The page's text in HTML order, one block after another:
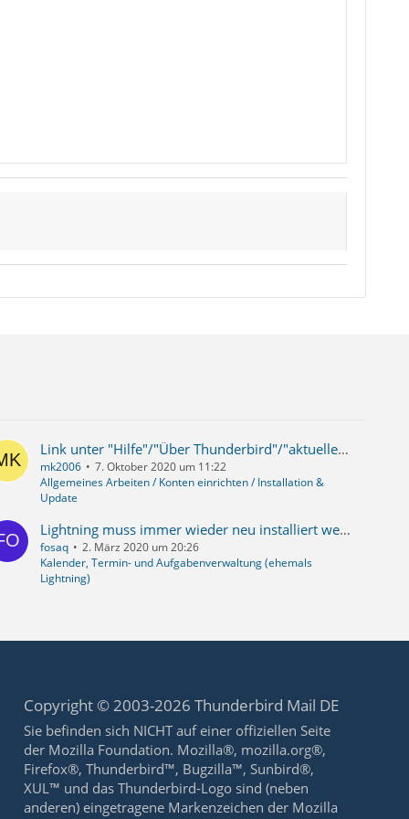
Link unter "Hilfe"/"Über Thunderbird"/"aktuelle Version" funktioniert nicht
mk2006
7. Oktober 2020 um 11:22
Allgemeines Arbeiten / Konten einrichten / Installation &
Update
Lightning muss immer wieder neu installiert werden
fosaq
2. März 2020 um 20:26
Kalender, Termin- und Aufgabenverwaltung (ehemals
Lightning)
Copyright © 2003-2026 Thunderbird Mail DE
Sie befinden sich NICHT auf einer offiziellen Seite
der Mozilla Foundation. Mozilla®, mozilla.org®,
Firefox®, Thunderbird™, Bugzilla™, Sunbird®,
XUL™ und das Thunderbird-Logo sind (neben
anderen) eingetragene Markenzeichen der Mozilla